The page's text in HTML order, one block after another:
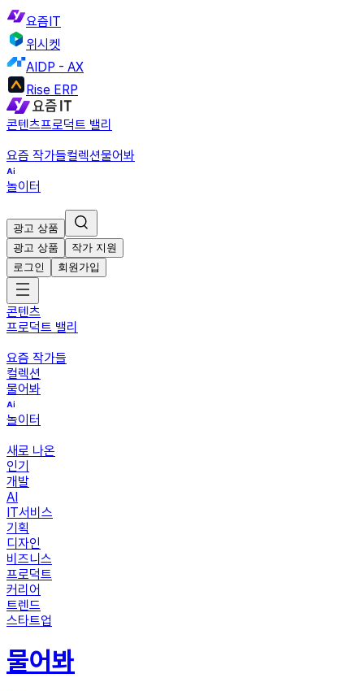
요즘IT
위시켓
AIDP - AX
Rise ERP
콘텐츠프로덕트 밸리
요즘 작가들컬렉션물어봐
놀이터
광고 상품
광고 상품
작가 지원
로그인
회원가입
콘텐츠
프로덕트 밸리
요즘 작가들
컬렉션
물어봐
놀이터
새로 나온
인기
개발
AI
IT서비스
기획
디자인
비즈니스
프로덕트
커리어
트렌드
스타트업
물어봐